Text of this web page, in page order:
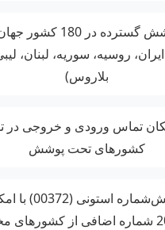
✅ پوشش گسترده در 180
روسیه، سوریه، لبنان،
بلاروس)
تماس ورودی و خروجی در
کشورهای تحت پوشش
✅ پیش‌شماره استونی